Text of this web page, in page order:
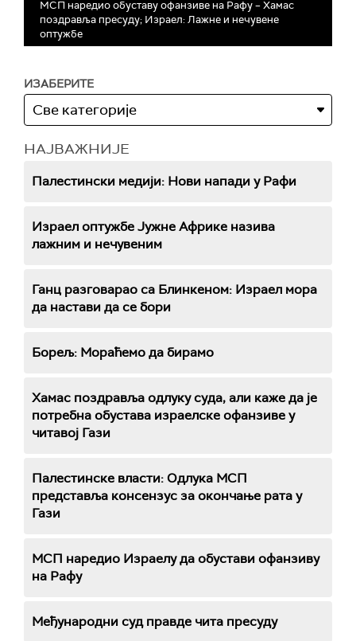
МСП наредио обуставу офанзиве на Рафу – Хамас
поздравља пресуду; Израел: Лажне и нечувене
оптужбе
ИЗАБЕРИТЕ
НАЈВАЖНИЈЕ
Палестински медији: Нови напади у Рафи
Израел оптужбе Јужне Африке назива
лажним и нечувеним
Ганц разговарао са Блинкеном: Израел мора
да настави да се бори
Борељ: Мораћемо да бирамо
Хамас поздравља одлуку суда, али каже да је
потребна обустава израелске офанзиве у
читавој Гази
Палестинске власти: Одлука МСП
представља консензус за окончање рата у
Гази
МСП наредио Израелу да обустави офанзиву
на Рафу
Међународни суд правде чита пресуду